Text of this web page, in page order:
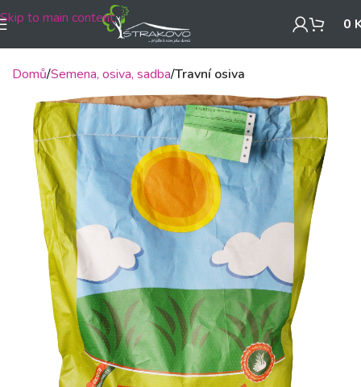
Skip to main content 0
Domů Semena, osiva, sadba Travní osiva